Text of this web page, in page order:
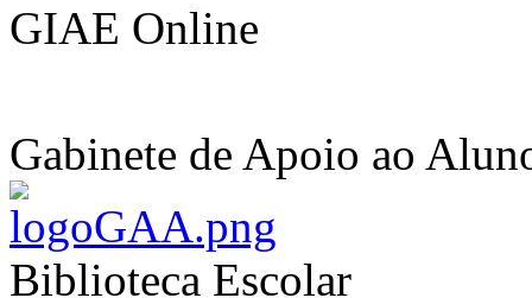
GIAE Online
Gabinete de Apoio ao
Biblioteca Escolar